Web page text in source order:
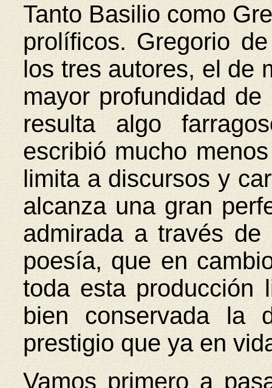
Tanto Basilio como
prolíficos. Gregorio
los tres autores, el de
mayor profundidad
resulta algo
escribió mucho
limita a discursos y
alcanza una gran
admirada a través
poesía, que en
toda esta producción
bien conservada la
prestigio que ya en
Vamos primero a